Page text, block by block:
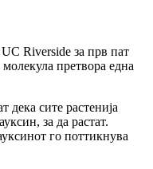
Riverside за прв пат
претвора една
дека сите растенија
за да растат.
го поттикнува